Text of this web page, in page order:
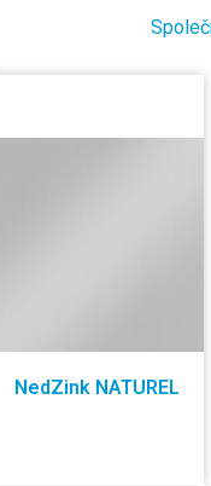
NedZink NATUREL